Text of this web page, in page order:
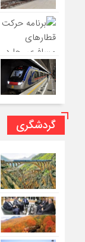
گردشگری